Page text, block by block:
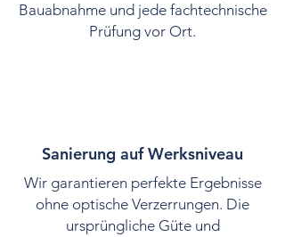
Bauabnahme und jede fachtechnische
Prüfung vor Ort.
Sanierung auf Werksniveau
Wir garantieren perfekte Ergebnisse
ohne optische Verzerrungen. Die
ursprüngliche Güte und